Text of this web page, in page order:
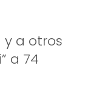
a otros
a 74